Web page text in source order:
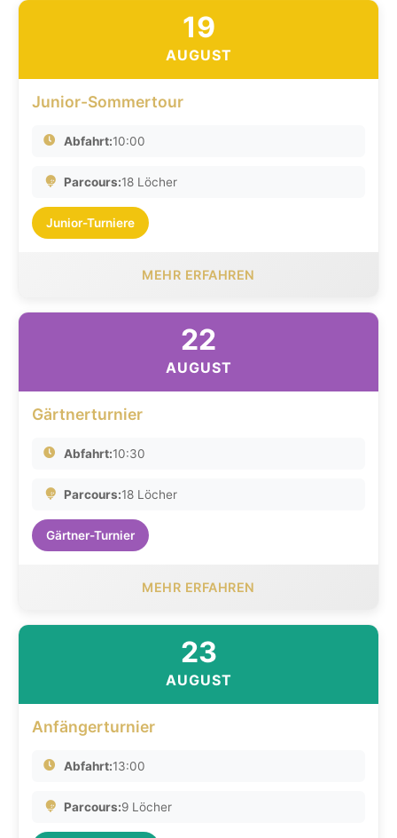
19
AUGUST
Junior-Sommertour
Abfahrt:10:00
Parcours:18 Löcher
Junior-Turniere
MEHR ERFAHREN
22
AUGUST
Gärtnerturnier
Abfahrt:10:30
Parcours:18 Löcher
Gärtner-Turnier
MEHR ERFAHREN
23
AUGUST
Anfängerturnier
Abfahrt:13:00
Parcours:9 Löcher